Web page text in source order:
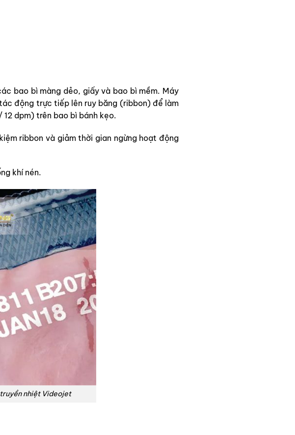
bao bì màng dẻo, giấy và bao bì mềm. Máy
động trực tiếp lên ruy băng (ribbon) để làm
dpm) trên bao bì bánh kẹo.
ribbon và giảm thời gian ngừng hoạt động
khí nén.
nhiệt Videojet